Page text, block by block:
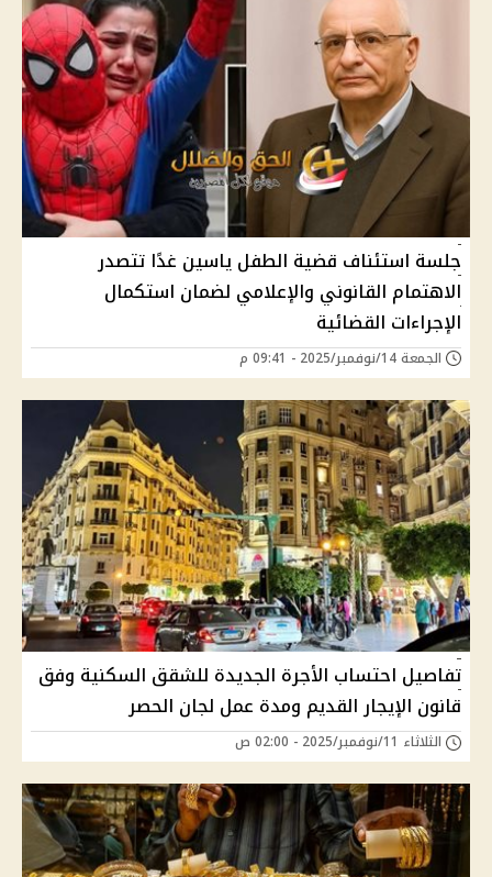
جلسة استئناف قضية الطفل ياسين غدًا تتصدر
الاهتمام القانوني والإعلامي لضمان استكمال
الإجراءات القضائية
الجمعة 14/نوفمبر/2025 - 09:41 م
تفاصيل احتساب الأجرة الجديدة للشقق السكنية وفق
قانون الإيجار القديم ومدة عمل لجان الحصر
الثلاثاء 11/نوفمبر/2025 - 02:00 ص